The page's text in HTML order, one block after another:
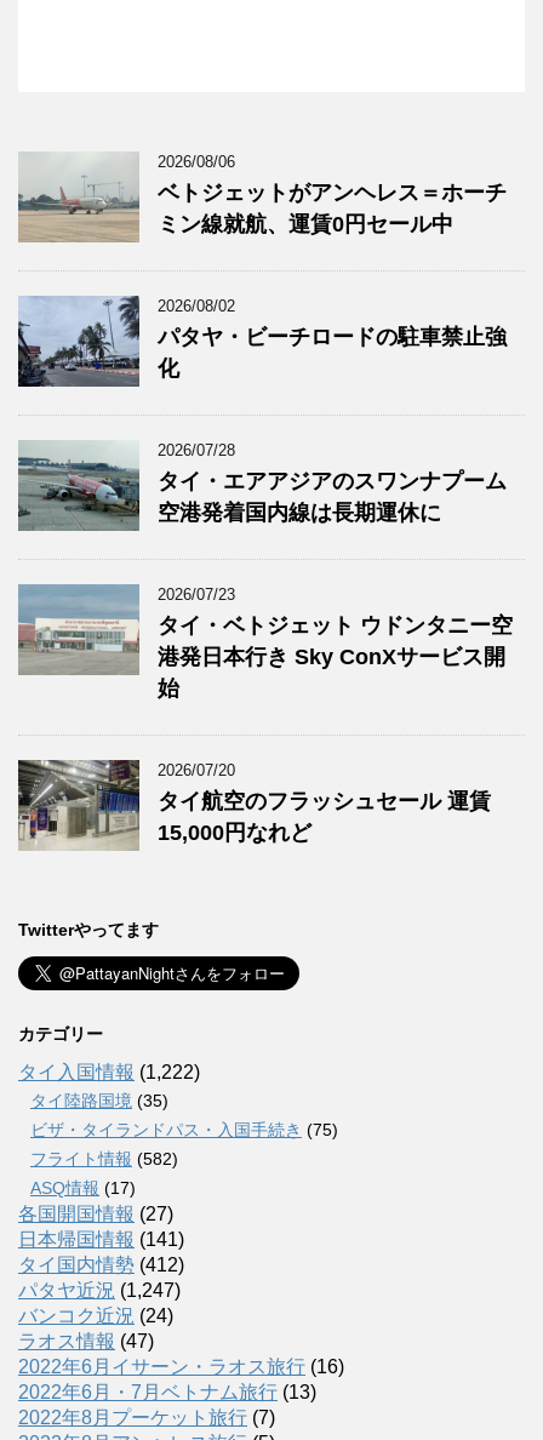
2026/08/06
ベトジェットがアンヘレス＝ホーチ
ミン線就航、運賃0円セール中
2026/08/02
パタヤ・ビーチロードの駐車禁止強
化
2026/07/28
タイ・エアアジアのスワンナプーム
空港発着国内線は長期運休に
2026/07/23
タイ・ベトジェット ウドンタニー空
港発日本行き Sky ConXサービス開
始
2026/07/20
タイ航空のフラッシュセール 運賃
15,000円なれど
Twitterやってます
カテゴリー
タイ入国情報 (1,222)
タイ陸路国境 (35)
ビザ・タイランドパス・入国手続き (75)
フライト情報 (582)
ASQ情報 (17)
各国開国情報 (27)
日本帰国情報 (141)
タイ国内情勢 (412)
パタヤ近況 (1,247)
バンコク近況 (24)
ラオス情報 (47)
2022年6月イサーン・ラオス旅行 (16)
2022年6月・7月ベトナム旅行 (13)
2022年8月プーケット旅行 (7)